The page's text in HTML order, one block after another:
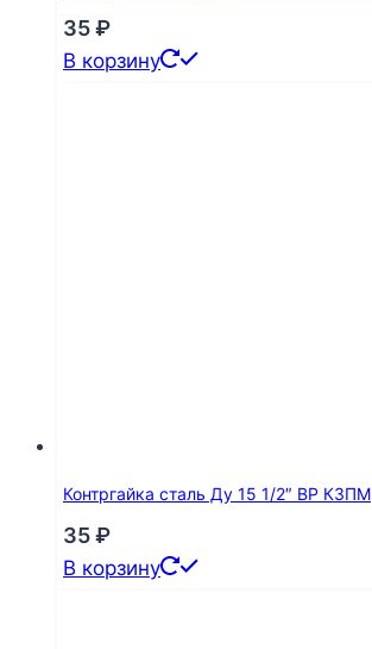
35₽
В корзину
Контргайка сталь Ду 15 1/2″ ВР КЗПМ
35₽
В корзину